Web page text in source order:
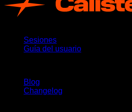
Sesiones
Guía del usuario
Blog
Changelog